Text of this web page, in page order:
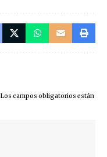
Los campos obligatorios están